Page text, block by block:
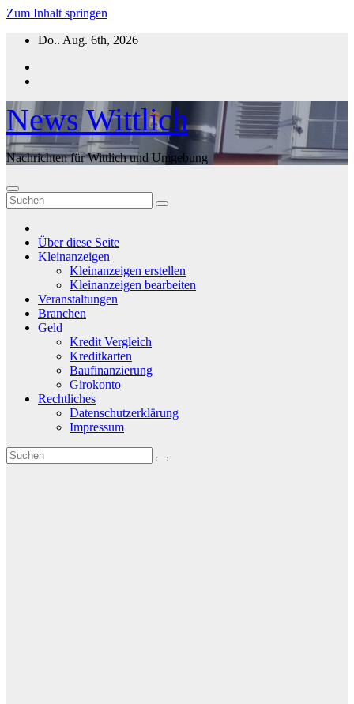
Zum Inhalt springen
Do.. Aug. 6th, 2026
News Wittlich
Nachrichten für Wittlich und Umgebung
Über diese Seite
Kleinanzeigen
Kleinanzeigen erstellen
Kleinanzeigen bearbeiten
Veranstaltungen
Branchen
Geld
Kredit Vergleich
Kreditkarten
Baufinanzierung
Girokonto
Rechtliches
Datenschutzerklärung
Impressum